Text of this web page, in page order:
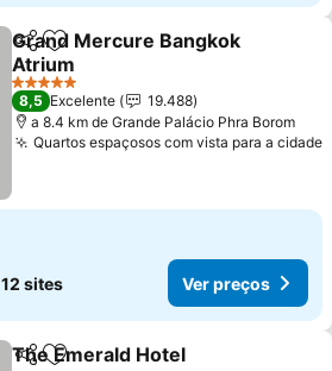
PartilharAdicionar aos favoritos
Grand Mercure Bangkok
Atrium
5 Estrelas
8,5 Excelente
19.488
a 8.4 km de Grande Palácio Phra Borom
Quartos espaçosos com vista para a cidade
12 sites Ver preços
Partilhar
The Emerald Hotel